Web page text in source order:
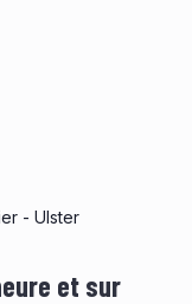
- Ulster
et sur